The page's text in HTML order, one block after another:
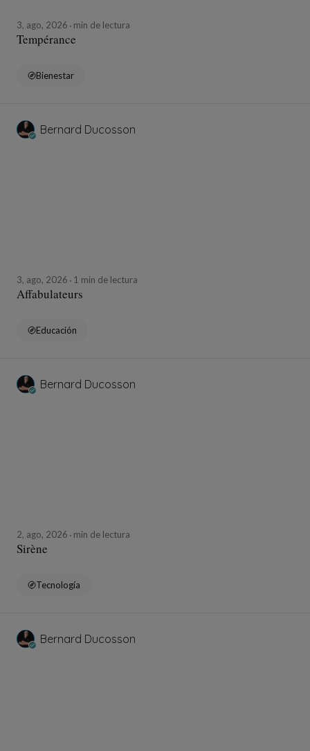
3, ago, 2026 min de lectura
Tempérance
Bienestar
Bernard Ducosson
3, ago, 2026 1 min de lectura
Affabulateurs
Educación
Bernard Ducosson
2, ago, 2026 min de lectura
Sirène
Tecnología
Bernard Ducosson